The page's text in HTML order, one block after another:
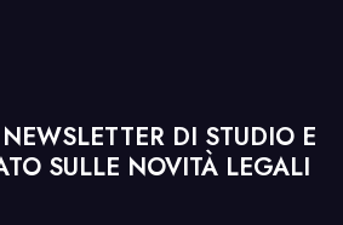
DI STUDIO E
SULLE NOVITÀ LEGALI